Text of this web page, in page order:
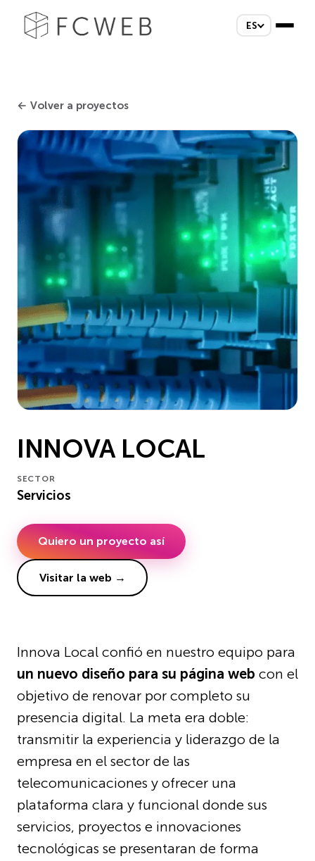
ES
← Volver a proyectos
INNOVA LOCAL
SECTOR
Servicios
Quiero un proyecto así
Visitar la web →
Innova Local confió en nuestro equipo para
un nuevo diseño para su página web con el
objetivo de renovar por completo su
presencia digital. La meta era doble:
transmitir la experiencia y liderazgo de la
empresa en el sector de las
telecomunicaciones y ofrecer una
plataforma clara y funcional donde sus
servicios, proyectos e innovaciones
tecnológicas se presentaran de forma